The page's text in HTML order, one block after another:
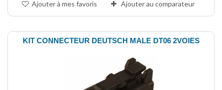
Ajouter à mes favoris Ajouter au comparateur
KIT CONNECTEUR DEUTSCH MALE DT06 2VOIES